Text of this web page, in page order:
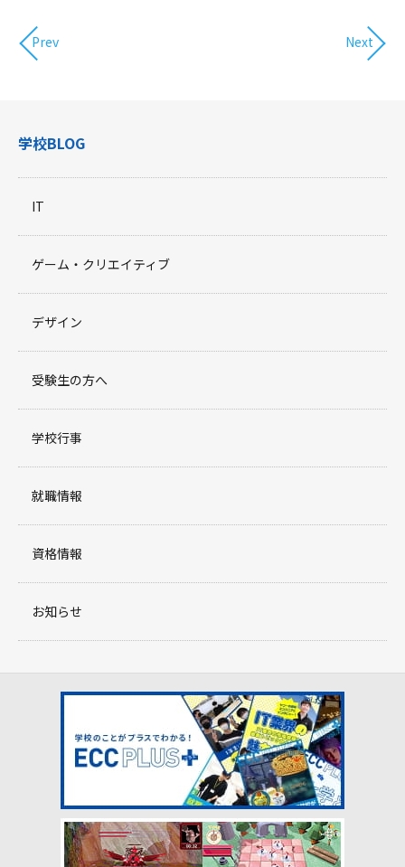
Prev Next
学校BLOG
IT
ゲーム・クリエイティブ
デザイン
受験生の方へ
学校行事
就職情報
資格情報
お知らせ